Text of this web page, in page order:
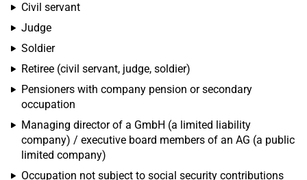
Civil servant
Judge
Soldier
Retiree (civil servant, judge, soldier)
Pensioners with company pension or secondary
occupation
Managing director of a GmbH (a limited liability
company) / executive board members of an AG (a public
limited company)
Occupation not subject to social security contributions